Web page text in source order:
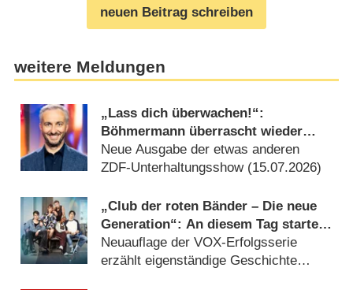
neuen Beitrag schreiben
weitere Meldungen
„Lass dich überwachen!“:
Böhmermann überrascht wieder
ahnungsloses Publikum
Neue Ausgabe der etwas anderen
ZDF-Unterhaltungsshow (15.07.2026)
„Club der roten Bänder – Die neue
Generation“: An diesem Tag startet
die Fortsetzung
Neuauflage der VOX-Erfolgsserie
erzählt eigenständige Geschichte